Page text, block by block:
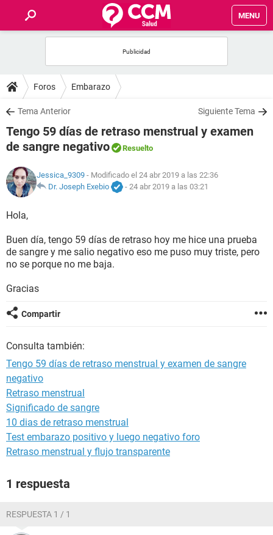
MENU
FOROS
SALUD
FAMILIA
NUTRICIÓN
SEXUALIDAD
GLOSARIO
Foros Embarazo
Tema Anterior Siguiente Tema
Tengo 59 días de retraso menstrual y examen
de sangre negativo
Resuelto
Jessica_9309 - Modificado el 24 abr 2019 a las 22:36
Dr. Joseph Exebio
- 24 abr 2019 a las 03:21
Hola,
Buen día, tengo 59 días de retraso hoy me hice una prueba
de sangre y me salio negativo eso me puso muy triste, pero
no se porque no me baja.
Gracias
Compartir
Consulta también:
Tengo 59 días de retraso menstrual y examen de sangre
negativo
Retraso menstrual
Significado de sangre
10 dias de retraso menstrual
Test embarazo positivo y luego negativo foro
Retraso menstrual y flujo transparente
1 respuesta
RESPUESTA 1 / 1